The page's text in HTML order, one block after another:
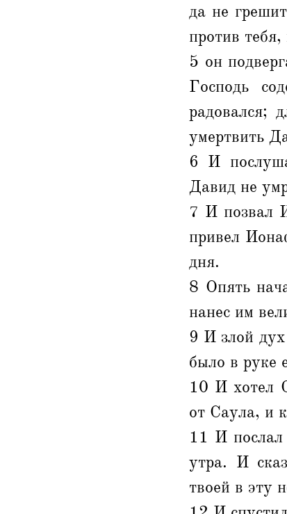
да не
против
5 он
Господь
радовался;
умертвить
6 И
Давид не
7 И позвал
привел
дня.
8 Опять
нанес им
9 И злой
было в руке
10 И хотел
от Саула, и
11 И послал
утра. И
твоей в эту